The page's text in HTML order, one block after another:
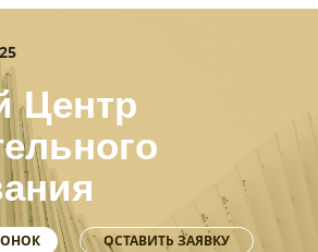
Центр
ОСТАВИТЬ ЗАЯВКУ